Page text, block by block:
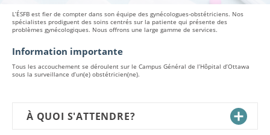
L’ÉSFB est fier de compter dans son équipe des gynécologues-obstétriciens. Nos
spécialistes prodiguent des soins centrés sur la patiente qui présente des
problèmes gynécologiques. Nous offrons une large gamme de services.
Information importante
Tous les accouchement se déroulent sur le Campus Général de l’Hôpital d’Ottawa
sous la surveillance d’un(e) obstétricien(ne).
À QUOI S'ATTENDRE?